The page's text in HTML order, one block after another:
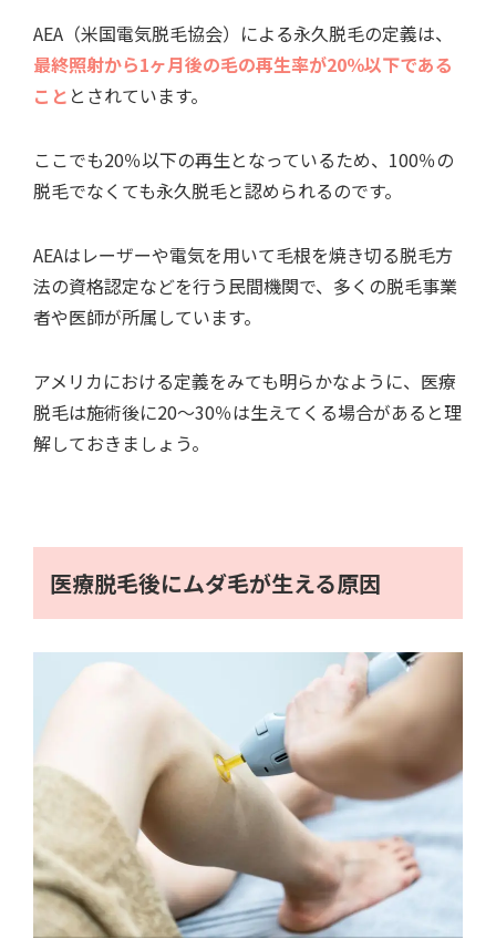
AEA（米国電気脱毛協会）による永久脱毛の定義は、
最終照射から1ヶ月後の毛の再生率が20％以下である
こと とされています。
ここでも20％以下の再生となっているため、100％の
脱毛でなくても永久脱毛と認められるのです。
AEAはレーザーや電気を用いて毛根を焼き切る脱毛方
法の資格認定などを行う民間機関で、多くの脱毛事業
者や医師が所属しています。
アメリカにおける定義をみても明らかなように、医療
脱毛は施術後に20～30％は生えてくる場合があると理
解しておきましょう。
医療脱毛後にムダ毛が生える原因